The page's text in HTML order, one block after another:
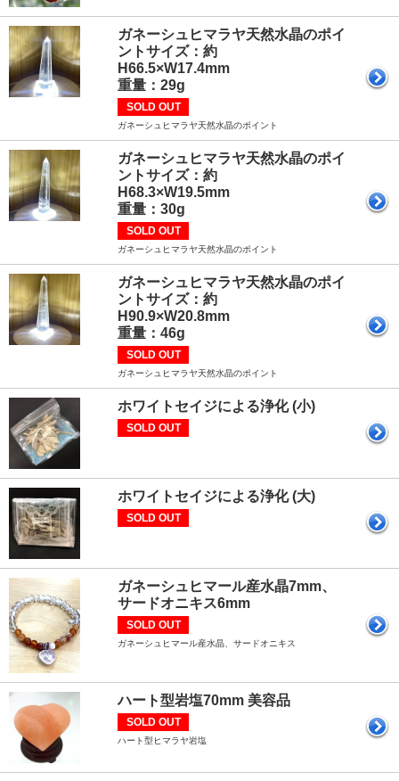
ガネーシュヒマラヤ天然水晶のポイ
ントサイズ：約
重量：29g
SOLD OUT
ガネーシュヒマラヤ天然水晶のポイント
ガネーシュヒマラヤ天然水晶のポイ
ントサイズ：約
重量：30g
SOLD OUT
ガネーシュヒマラヤ天然水晶のポイント
ガネーシュヒマラヤ天然水晶のポイ
ントサイズ：約
重量：46g
SOLD OUT
ガネーシュヒマラヤ天然水晶のポイント
ホワイトセイジによる浄化 (小)
SOLD OUT
ホワイトセイジによる浄化 (大)
SOLD OUT
ガネーシュヒマール産水晶7mm、
サードオニキス6mm
SOLD OUT
ガネーシュヒマール産水晶、サードオニキス
ハート型岩塩70mm 美容品
SOLD OUT
ハート型ヒマラヤ岩塩